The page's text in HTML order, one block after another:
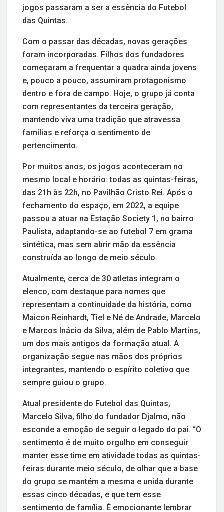
jogos passaram a ser a essência do Futebol
das Quintas.
Com o passar das décadas, novas gerações
foram incorporadas. Filhos dos fundadores
começaram a frequentar a quadra ainda jovens
e, pouco a pouco, assumiram protagonismo
dentro e fora de campo. Hoje, o grupo já conta
com representantes da terceira geração,
mantendo viva uma tradição que atravessa
famílias e reforça o sentimento de
pertencimento.
Por muitos anos, os jogos aconteceram no
mesmo local e horário: todas as quintas-feiras,
das 21h às 22h, no Pavilhão Cristo Rei. Após o
fechamento do espaço, em 2022, a equipe
passou a atuar na Estação Society 1, no bairro
Paulista, adaptando-se ao futebol 7 em grama
sintética, mas sem abrir mão da essência
construída ao longo de meio século.
Atualmente, cerca de 30 atletas integram o
elenco, com destaque para nomes que
representam a continuidade da história, como
Maicon Reinhardt, Tiel e Né de Andrade, Marcelo
e Marcos Inácio da Silva, além de Pablo Martins,
um dos mais antigos da formação atual. A
organização segue nas mãos dos próprios
integrantes, mantendo o espírito coletivo que
sempre guiou o grupo.
Atual presidente do Futebol das Quintas,
Marcelo Silva, filho do fundador Djalmo, não
esconde a emoção de seguir o legado do pai. “O
sentimento é de muito orgulho em conseguir
manter esse time em atividade todas as quintas-
feiras durante meio século, de olhar que a base
do grupo se mantém a mesma e unida durante
essas cinco décadas, e que tem esse
sentimento de família. É emocionante lembrar